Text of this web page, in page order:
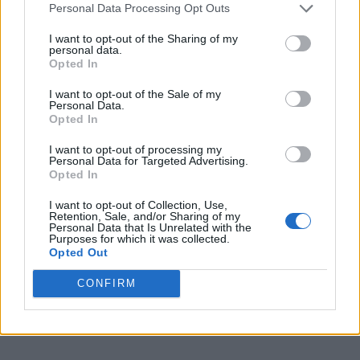
Personal Data Processing Opt Outs
I want to opt-out of the Sharing of my
personal data.
Opted In
I want to opt-out of the Sale of my
Personal Data.
Opted In
I want to opt-out of processing my
Personal Data for Targeted Advertising.
Opted In
I want to opt-out of Collection, Use,
Retention, Sale, and/or Sharing of my
Personal Data that Is Unrelated with the
Purposes for which it was collected.
Opted Out
CONFIRM
Leggi anche:
Lavori estivi all’estero: 7 impieghi
Lavori estivi: i 5 più richiesti
COMMENTI